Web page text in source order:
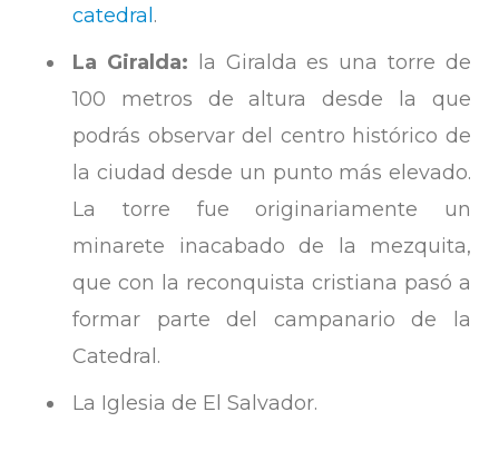
catedral .
La Giralda: la Giralda es una torre de
100 metros de altura desde la que
podrás observar del centro histórico de
la ciudad desde un punto más elevado.
La torre fue originariamente un
minarete inacabado de la mezquita,
que con la reconquista cristiana pasó a
formar parte del campanario de la
Catedral.
La Iglesia de El Salvador.